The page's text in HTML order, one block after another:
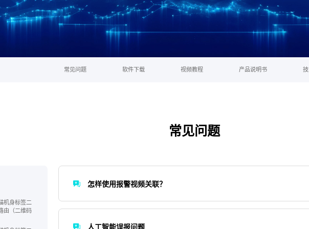
常见问题 软件下载 视频教程 产品说明书
常见问题
机身标签二
由（二维码
怎样使用报警视频关联？
人工智能误报问题